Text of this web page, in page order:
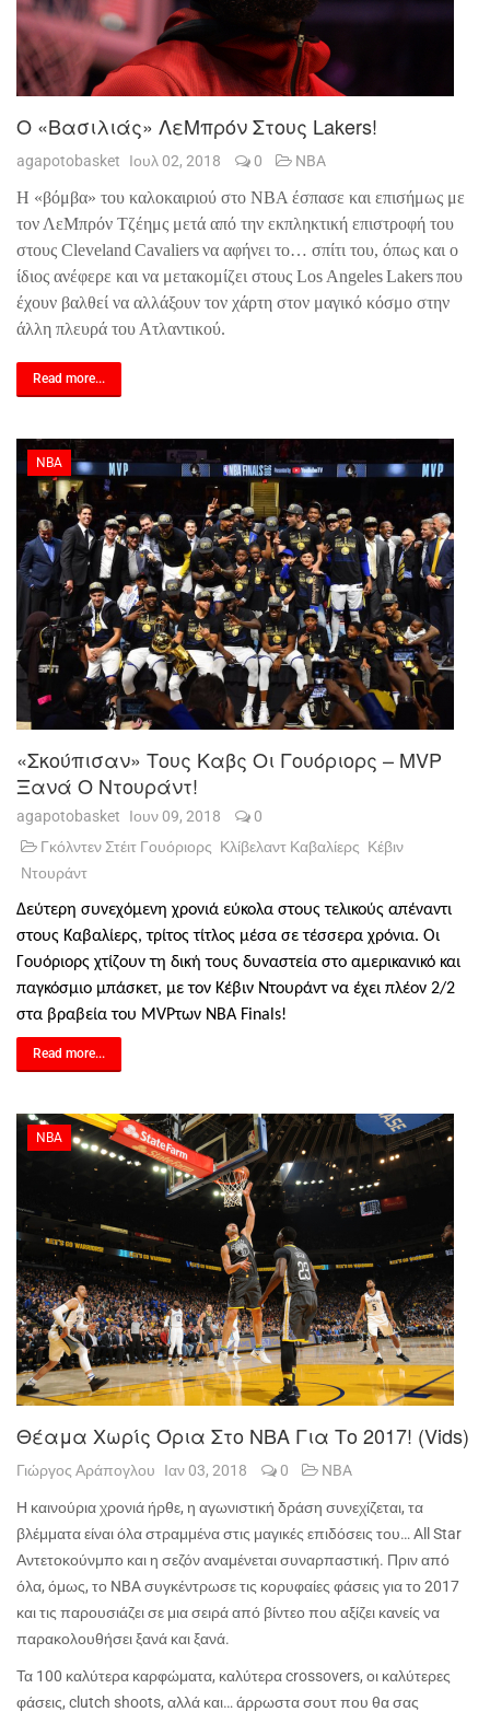
Ο «Βασιλιάς» ΛεΜπρόν Στους Lakers!
agapotobasket Ιουλ 02, 2018 0 NBA
Η «βόμβα» του καλοκαιριού στο NBA έσπασε και επισήμως με
τον ΛεΜπρόν Τζέημς μετά από την εκπληκτική επιστροφή του
στους Cleveland Cavaliersνα αφήνει το… σπίτι του, όπως και ο
ίδιος ανέφερε και να μετακομίζει στους Los AngelesLakersπου
έχουν βαλθεί να αλλάξουν τον χάρτη στον μαγικό κόσμο στην
άλλη πλευρά του Ατλαντικού.
Read more...
NBA
«Σκούπισαν» Τους Καβς Οι Γουόριορς – MVP
Ξανά Ο Ντουράντ!
agapotobasket Ιουν 09, 2018
0
Γκόλντεν Στέιτ Γουόριορς Κλίβελαντ Καβαλίερς Κέβιν
Ντουράντ
Δεύτερη συνεχόμενη χρονιά εύκολα στους τελικούς απέναντι
στους Καβαλίερς, τρίτος τίτλος μέσα σε τέσσερα χρόνια. Οι
Γουόριορς χτίζουν τη δική τους δυναστεία στο αμερικανικό και
παγκόσμιο μπάσκετ, με τον Κέβιν Ντουράντ να έχει πλέον 2/2
στα βραβεία του MVPτων NBA Finals!
Read more...
NBA
Θέαμα Χωρίς Όρια Στο NBA Για Το 2017! (vids)
Γιώργος Αράπογλου Ιαν 03, 2018 0 NBA
Η καινούρια χρονιά ήρθε, η αγωνιστική δράση συνεχίζεται, τα
βλέμματα είναι όλα στραμμένα στις μαγικές επιδόσεις του… All Star
Αντετοκούνμπο και η σεζόν αναμένεται συναρπαστική. Πριν από
όλα, όμως, το NBAσυγκέντρωσε τις κορυφαίες φάσεις για το 2017
και τις παρουσιάζει σε μια σειρά από βίντεο που αξίζει κανείς να
παρακολουθήσει ξανά και ξανά.
Τα 100 καλύτερα καρφώματα, καλύτεραcrossovers, οι καλύτερες
φάσεις, clutch shoots, αλλά και… άρρωστα σουτ που θα σας